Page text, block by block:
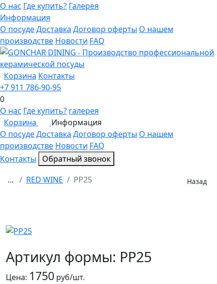
О нас Где купить? Галерея
Информация
О посудеДоставка Договор оферты О нашем
производстве Новости FAQ
Корзина Контакты
+7 911 786-90-95
0
О нас Где купить? галерея
Корзина
Информация
О посудеДоставка Договор оферты О нашем
производстве Новости FAQ
Контакты
Обратный звонок
...
RED WINE PP25 Назад
Артикул формы: PP25
Цена: 1750 руб/шт.